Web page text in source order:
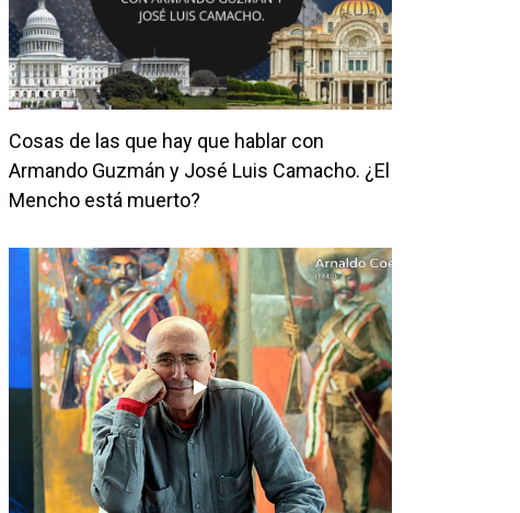
Cosas de las que hay que hablar con
Armando Guzmán y José Luis Camacho. ¿El
Mencho está muerto?